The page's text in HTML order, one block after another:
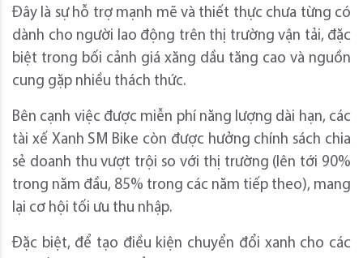
Đây là sự hỗ trợ mạnh mẽ và thiết thực chưa từng có
dành cho người lao động trên thị trường vận tải, đặc
biệt trong bối cảnh giá xăng dầu tăng cao và nguồn
cung gặp nhiều thách thức.
Bên cạnh việc được miễn phí năng lượng dài hạn, các
tài xế Xanh SM Bike còn được hưởng chính sách chia
sẻ doanh thu vượt trội so với thị trường (lên tới 90%
trong năm đầu, 85% trong các năm tiếp theo), mang
lại cơ hội tối ưu thu nhập.
Đặc biệt, để tạo điều kiện chuyển đổi xanh cho các